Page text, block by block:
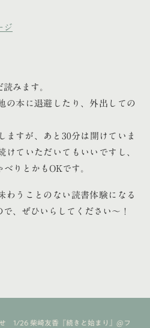
ジ
みます。
の本に退避したり、外出しての
ますが、あと30分は開けていま
けていただいてもいいですし、
りとかもOKです。
わうことのない読書体験になる
、ぜひいらしてください〜！
1/26 柴崎友香『続きと始まり』@フ